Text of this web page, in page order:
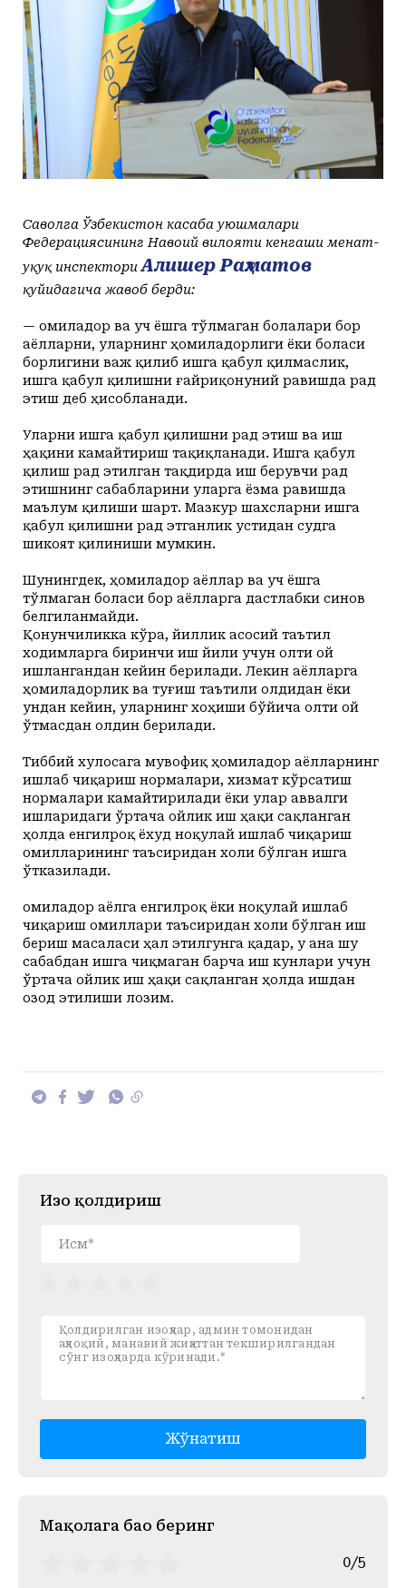
Маданият ва маърифат
КУТУБХОНА
Адабиёт
Илмий ишлар
Мақолалар
Касаба фаоллари учун қўлланмалар
БОШҚАЛАР
Суратлар сўзлаганда...
Колумнистлар
АРХИВ
Ўзбекистон журналистлари
Toshkent
Shahar
+25 c
Hozir
+25
09:00
+27C
10:00
+29C
11:00
+31C
13:00
O'z Ўз
Кириш
Juma, 07 +25 +20
Shanba, 08 +26 +20
Yakshanba, 09 +27 +20
Dushanba, 10 +28 +20
Seshanba, 11 +27 +20
Chorshanba, 12 +27
Payshanba, 13 +27
Juma, 14 +20
Саволга Ўзбекистон касаба уюшмалари
Федерациясининг Навоий вилояти кенгаши меҳнат-
ҳуқуқ инспекториАлишер Раҳматов
қуйидагича жавоб берди:
— Ҳомиладор ва уч ёшга тўлмаган болалари бор
аёлларни, уларнинг ҳомиладорлиги ёки боласи
борлигини важ қилиб ишга қабул қилмаслик,
ишга қабул қилишни ғайриқонуний равишда рад
этиш деб ҳисобланади.
Уларни ишга қабул қилишни рад этиш ва иш
ҳақини камайтириш тақиқланади. Ишга қабул
қилиш рад этилган тақдирда иш берувчи рад
этишнинг сабабларини уларга ёзма равишда
маълум қилиши шарт. Мазкур шахсларни ишга
қабул қилишни рад этганлик устидан судга
шикоят қилиниши мумкин.
Шунингдек, ҳомиладор аёллар ва уч ёшга
тўлмаган боласи бор аёлларга дастлабки синов
белгиланмайди.
Қонунчиликка кўра, йиллик асосий таътил
ходимларга биринчи иш йили учун олти ой
ишлангандан кейин берилади. Лекин аёлларга
ҳомиладорлик ва туғиш таътили олдидан ёки
ундан кейин, уларнинг хоҳиши бўйича олти ой
ўтмасдан олдин берилади.
Тиббий хулосага мувофиқ ҳомиладор аёлларнинг
ишлаб чиқариш нормалари, хизмат кўрсатиш
нормалари камайтирилади ёки улар аввалги
ишларидаги ўртача ойлик иш ҳақи сақланган
ҳолда енгилроқ ёхуд ноқулай ишлаб чиқариш
омилларининг таъсиридан холи бўлган ишга
ўтказилади.
Ҳомиладор аёлга енгилроқ ёки ноқулай ишлаб
чиқариш омиллари таъсиридан холи бўлган иш
бериш масаласи ҳал этилгунга қадар, у ана шу
сабабдан ишга чиқмаган барча иш кунлари учун
ўртача ойлик иш ҳақи сақланган ҳолда ишдан
озод этилиши лозим.
Изоҳ қолдириш
Жўнатиш
Mақолага баҳо беринг
0/5